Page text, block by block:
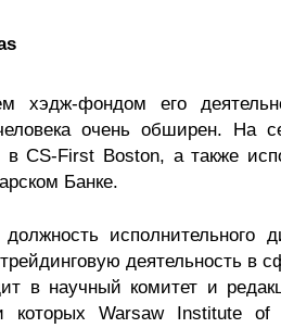
хэдж-фондом его
очень обширен. На
в CS-First Boston, а также
Банке.
исполнительного
деятельность в
в научный комитет и
которых Warsaw Institute